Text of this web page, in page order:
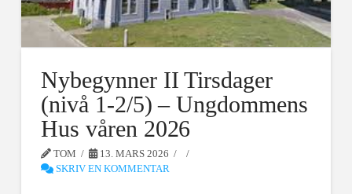
Nybegynner II Tirsdager
(nivå 1-2/5) – Ungdommens
Hus våren 2026
TOM
13. MARS 2026
SKRIV EN KOMMENTAR